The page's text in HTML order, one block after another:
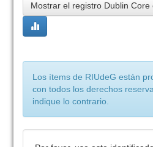
Mostrar el registro Dublin
Los ítems de RIUdeG están
con todos los derechos
indique lo contrario.